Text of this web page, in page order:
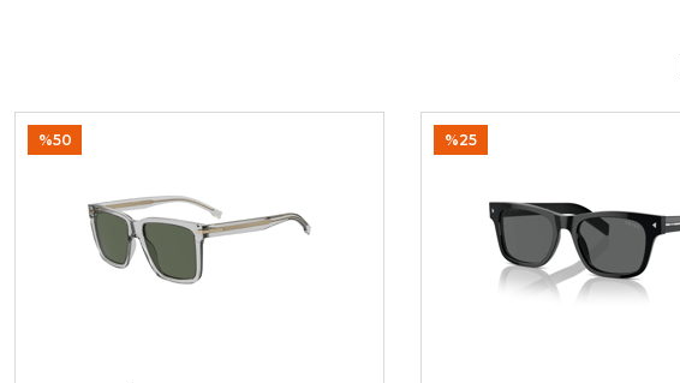
%50 %25